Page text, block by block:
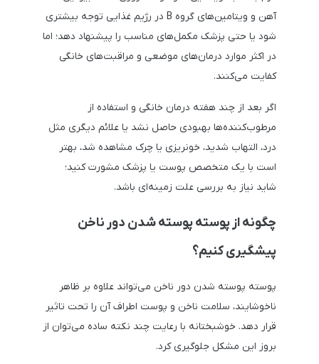
آهن و ویتامین‌های گروه B در رژیم غذایی توجه بیشتری
شود یا حتی پزشک مکمل‌های مناسب را پیشنهاد دهد؛ اما
در اکثر موارد درمان‌های موضعی و مراقبت‌های خانگی
کفایت می‌کنند.
اگر بعد از چند هفته درمان خانگی و استفاده از
مرطوب‌کننده‌ها بهبودی حاصل نشد یا علائم دیگری مثل
درد، التهاب شدید، خونریزی یا چرک مشاهده شد، بهتر
است با یک متخصص پوست یا پزشک مشورت کنید؛
شاید نیاز به بررسی علت زمینه‌ای باشد.
چگونه از پوسته پوسته شدن دور ناخن
پیشگیری کنیم؟
پوسته پوسته شدن دور ناخن می‌تواند علاوه بر ظاهر
ناخوشایند، سلامت ناخن و پوست اطراف آن را تحت تاثیر
قرار دهد. خوشبختانه با رعایت چند نکته ساده می‌توان از
بروز این مشکل جلوگیری کرد.